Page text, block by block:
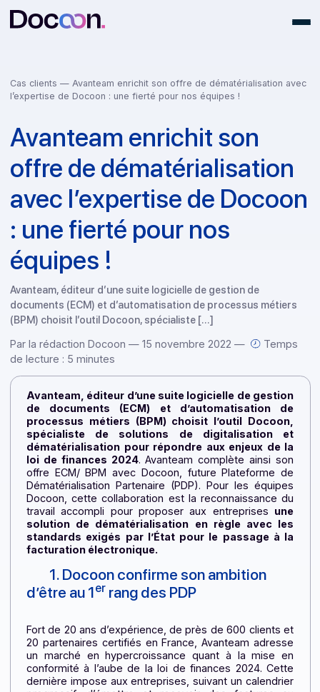
Cas clients— Avanteam enrichit son offre de dématérialisation
Avanteam enrichit son
offre de
avec l’expertise de
: une fierté pour nos
équipes !
Avanteam, éditeur d’une suite logicielle de gestion de
documents (ECM) et d’automatisation de processus
(BPM) choisit l’outil Docoon, spécialiste […]
Par la rédaction Docoon — 15 novembre 2022 —
de lecture : 5 minutes
Avanteam, éditeur d’une suite logicielle de
de documents (ECM) et d’automatisation
processus métiers (BPM) choisit l’outil
spécialiste de solutions de digitalisation
dématérialisation pour répondre aux enjeux de
loi de finances 2024. Avanteam complète ainsi
offre ECM/ BPM avec Docoon, future Plateforme
Dématérialisation Partenaire (PDP). Pour les
Docoon, cette collaboration est la reconnaissance
travail accompli pour proposer aux entreprises
solution de dématérialisation en règle avec
standards exigés par l’État pour le passage à
1. Docoon confirme son ambition
d’être au 1errang des PDP